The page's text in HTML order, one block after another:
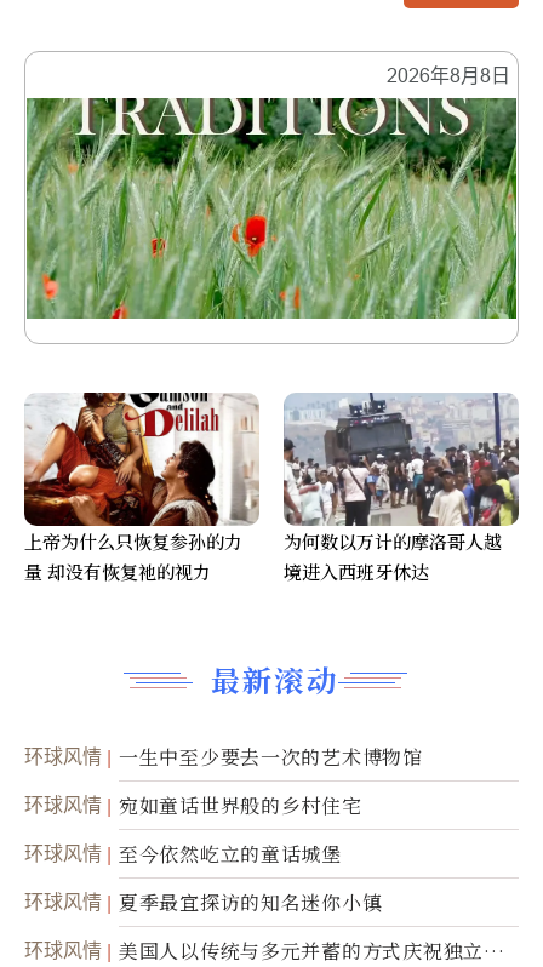
2026年8月8日
最新滚动
环球风情 一生中至少要去一次的艺术博物馆
环球风情 宛如童话世界般的乡村住宅
环球风情 至今依然屹立的童话城堡
环球风情 夏季最宜探访的知名迷你小镇
环球风情
美国人以传统与多元并蓄的方式庆祝独立日2
上帝为什么只恢复参孙的力
量 却没有恢复祂的视力
为何数以万计的摩洛哥人越
境进入西班牙休达